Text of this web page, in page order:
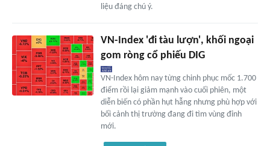
liệu đáng chú ý.
VN-Index 'đi tàu lượn', khối ngoại
gom ròng cổ phiếu DIG
VN-Index hôm nay từng chinh phục mốc 1.700
điểm rồi lại giảm mạnh vào cuối phiên, một
diễn biến có phần hụt hẫng nhưng phù hợp với
bối cảnh thị trường đang đi tìm vùng đỉnh
mới.